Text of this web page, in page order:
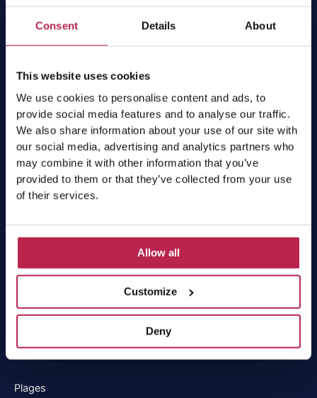
Consent Details About
This website uses cookies
We use cookies to personalise content and ads, to
provide social media features and to analyse our traffic.
We also share information about your use of our site with
our social media, advertising and analytics partners who
may combine it with other information that you’ve
provided to them or that they’ve collected from your use
of their services.
Allow all
Customize
Deny
Villas
Villas avec piscine
Villas de luxe
Villas par emplacement
Villas par taille de groupe
Offres
Workation Ibiza
Services
Location de voiture Ibiza
Location de bateaux à Ibiza
Tous les services
Découvrir Ibiza
Plages